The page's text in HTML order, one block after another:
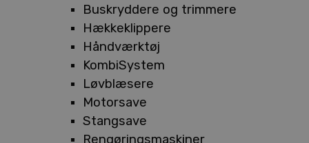
Buskryddere og trimmere
Hækkeklippere
Håndværktøj
KombiSystem
Løvblæsere
Motorsave
Stangsave
Rengøringsmaskiner